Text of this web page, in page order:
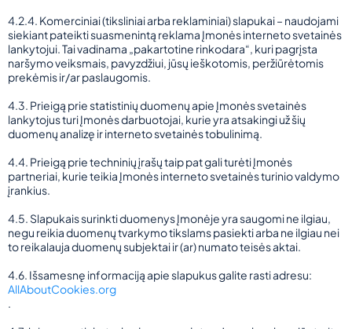
4.2.4. Komerciniai (tiksliniai arba reklaminiai) slapukai – naudojami
siekiant pateikti suasmenintą reklama Įmonės interneto svetainės
lankytojui. Tai vadinama „pakartotine rinkodara“, kuri pagrįsta
naršymo veiksmais, pavyzdžiui, jūsų ieškotomis, peržiūrėtomis
prekėmis ir/ar paslaugomis.
4.3. Prieigą prie statistinių duomenų apie Įmonės svetainės
lankytojus turi Įmonės darbuotojai, kurie yra atsakingi už šių
duomenų analizę ir interneto svetainės tobulinimą.
4.4. Prieigą prie techninių įrašų taip pat gali turėti Įmonės
partneriai, kurie teikia Įmonės interneto svetainės turinio valdymo
įrankius.
4.5. Slapukais surinkti duomenys Įmonėje yra saugomi ne ilgiau,
negu reikia duomenų tvarkymo tikslams pasiekti arba ne ilgiau nei
to reikalauja duomenų subjektai ir (ar) numato teisės aktai.
4.6. Išsamesnę informaciją apie slapukus galite rasti adresu:
AllAboutCookies.org
.